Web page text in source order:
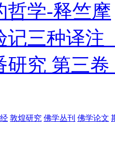
哲学-释竺摩
记三种译注
研究 第三
敦煌研究 佛学丛刊 佛学论文